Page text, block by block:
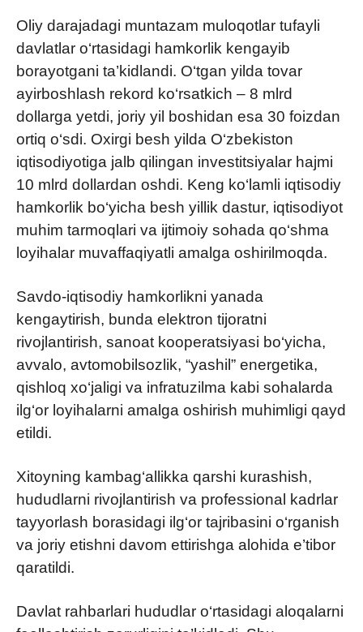
Oliy darajadagi muntazam muloqotlar tufayli
davlatlar o‘rtasidagi hamkorlik kengayib
borayotgani ta’kidlandi. O‘tgan yilda tovar
ayirboshlash rekord ko‘rsatkich – 8 mlrd
dollarga yetdi, joriy yil boshidan esa 30 foizdan
ortiq o‘sdi. Oxirgi besh yilda O‘zbekiston
iqtisodiyotiga jalb qilingan investitsiyalar hajmi
10 mlrd dollardan oshdi. Keng ko‘lamli iqtisodiy
hamkorlik bo‘yicha besh yillik dastur, iqtisodiyot
muhim tarmoqlari va ijtimoiy sohada qo‘shma
loyihalar muvaffaqiyatli amalga oshirilmoqda.
Savdo-iqtisodiy hamkorlikni yanada
kengaytirish, bunda elektron tijoratni
rivojlantirish, sanoat kooperatsiyasi bo‘yicha,
avvalo, avtomobilsozlik, “yashil” energetika,
qishloq xo‘jaligi va infratuzilma kabi sohalarda
ilg‘or loyihalarni amalga oshirish muhimligi qayd
etildi.
Xitoyning kambag‘allikka qarshi kurashish,
hududlarni rivojlantirish va professional kadrlar
tayyorlash borasidagi ilg‘or tajribasini o‘rganish
va joriy etishni davom ettirishga alohida e’tibor
qaratildi.
Davlat rahbarlari hududlar o‘rtasidagi aloqalarni